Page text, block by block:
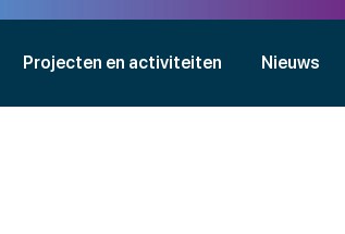
Projecten en activiteiten Nieuws